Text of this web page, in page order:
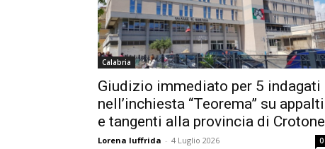
Calabria
Giudizio immediato per 5 indagati
nell’inchiesta “Teorema” su appalti
e tangenti alla provincia di Crotone
Lorena Iuffrida - 4 Luglio 2026 0